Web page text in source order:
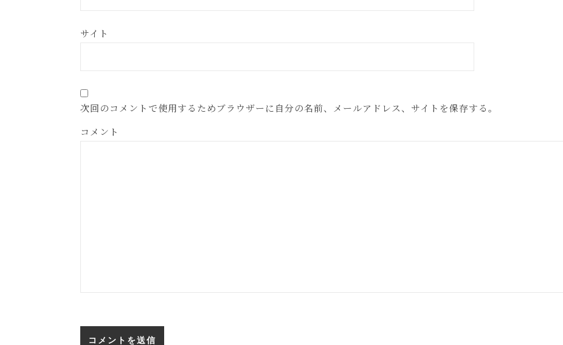
サイト
次回のコメントで使用するためブラウザーに自分の名前、メールアドレス、サイトを保存する。
コメント